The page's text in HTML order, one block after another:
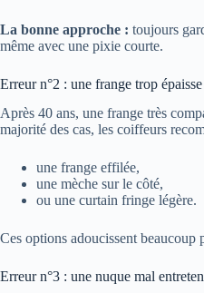
La bonne approche : toujours
même avec une pixie courte.
Erreur n°2 : une frange trop
Après 40 ans, une frange très
majorité des cas, les coiffeurs
une frange effilée,
une mèche sur le côté,
ou une curtain fringe légère.
Ces options adoucissent beaucoup
Erreur n°3 : une nuque mal